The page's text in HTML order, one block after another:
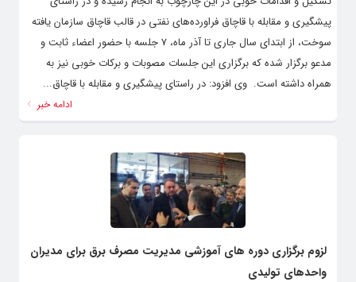
پیشگیری و مقابله با قاچاق فراورده‌های نفتی در قالب قاچاق سازمان یافته
سوخت، از ابتدای سال جاری تا آذر ماه، 7 جلسه با حضور اعضاء ثابت و
مدعو برگزار شده که برگزاری این جلسات مصوبات و برکات خوبی نیز به
همراه داشته است. ‌ وی افزود: در راستای پیشگیری و مقابله با قاچاق...
ادامه خبر
لزوم برگزاری دوره های آموزشی مدیریت مصرف برق برای مدیران
واحدهای تولیدی